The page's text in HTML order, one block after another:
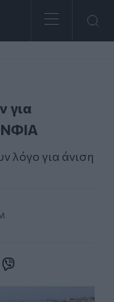
για
λόγο για άνιση